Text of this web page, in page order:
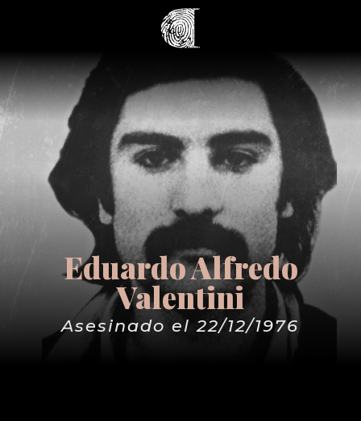
Eduardo Alfredo
Valentini
Asesinado el 22/12/1976